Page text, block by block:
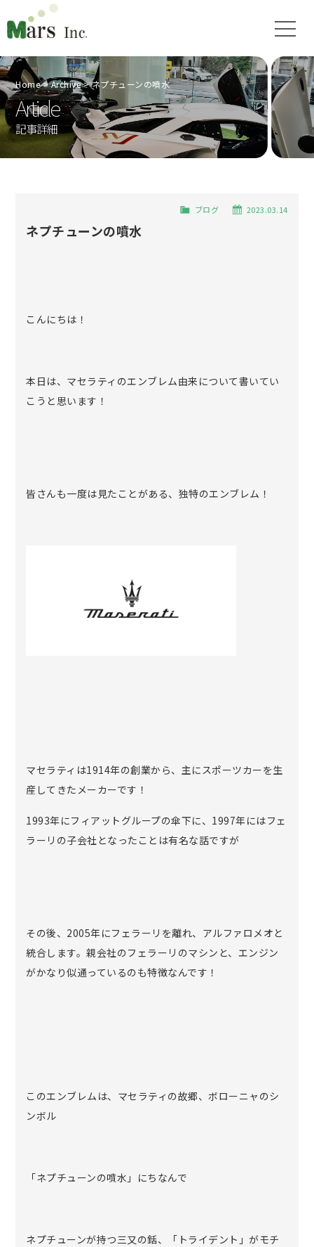
Home Archive ネプチューンの噴水
Article
記事詳細
2023.03.14
ブログ
ネプチューンの噴水
こんにちは！
本日は、マセラティのエンブレム由来について書いてい
こうと思います！
皆さんも一度は見たことがある、独特のエンブレム！
マセラティは1914年の創業から、主にスポーツカーを生
産してきたメーカーです！
1993年にフィアットグループの傘下に、1997年にはフェ
ラーリの子会社となったことは有名な話ですが
その後、2005年にフェラーリを離れ、アルファロメオと
統合します。親会社のフェラーリのマシンと、エンジン
がかなり似通っているのも特徴なんです！
このエンブレムは、マセラティの故郷、ボローニャのシ
ンボル
「ネプチューンの噴水」にちなんで
ネプチューンが持つ三又の銛、「トライデント」がモチ